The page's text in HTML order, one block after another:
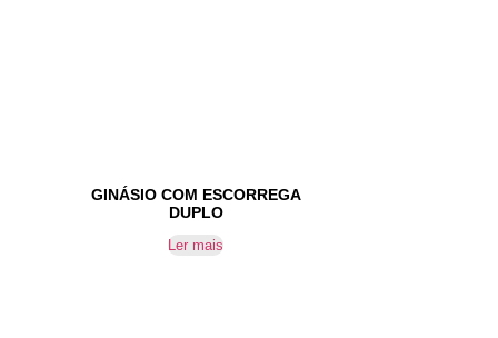
GINÁSIO COM ESCORREGA
DUPLO
Ler mais